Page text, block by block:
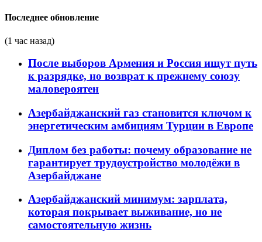
Последнее обновление
(1 час назад)
После выборов Армения и Россия ищут путь
к разрядке, но возврат к прежнему союзу
маловероятен
Азербайджанский газ становится ключом к
энергетическим амбициям Турции в Европе
Диплом без работы: почему образование не
гарантирует трудоустройство молодёжи в
Азербайджане
Азербайджанский минимум: зарплата,
которая покрывает выживание, но не
самостоятельную жизнь